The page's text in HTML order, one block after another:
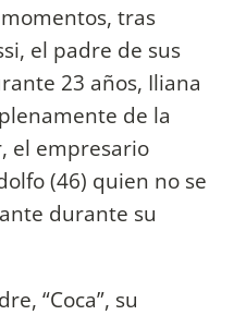
tras
el padre de sus
23 años, Iliana
de la
el empresario
(46) quien no se
durante su
“Coca”, su